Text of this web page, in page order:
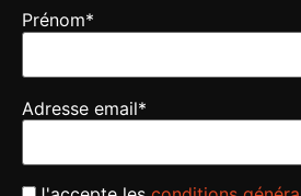
Prénom*
Adresse email*